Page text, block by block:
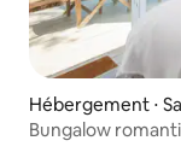
Hébergement ⋅
Bungalow